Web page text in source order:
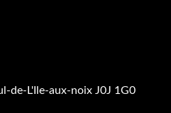
de-L'Ile-aux-noix J0J 1G0